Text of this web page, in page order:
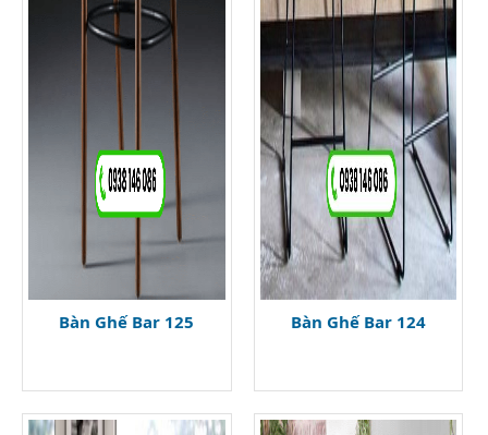
Bàn Ghế Bar 125 Bàn Ghế Bar 124